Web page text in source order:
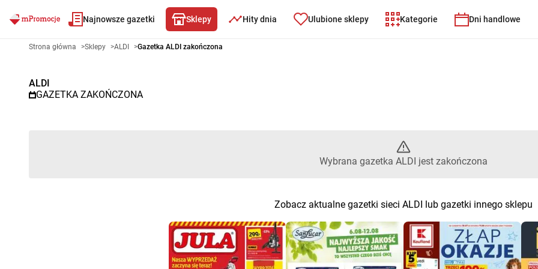
Najnowsze gazetki Sklepy Hity dnia Ulubione sklepy Kategorie Dni handlowe
Gazetka promocyjna ALDI – Wybrana gazetka ALDI jest
Strona główna >Sklepy >ALDI >Gazetka ALDI zakończona
ALDI
GAZETKA ZAKOŃCZONA
Wybrana gazetka ALDI jest zakończona
Zobacz aktualne gazetki sieci ALDI lub gazetki innego sklepu